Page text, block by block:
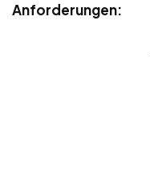
Anforderungen: